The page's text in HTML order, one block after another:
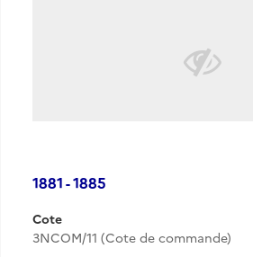
1881 - 1885
Cote
3NCOM/11 (Cote de commande)